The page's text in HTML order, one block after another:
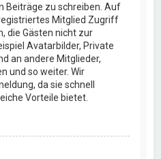
Beiträge zu schreiben. Auf
Mitglied Zugriff
die Gästen nicht zur
Avatarbilder, Private
an andere Mitglieder,
und so weiter. Wir
da sie schnell
Vorteile bietet.